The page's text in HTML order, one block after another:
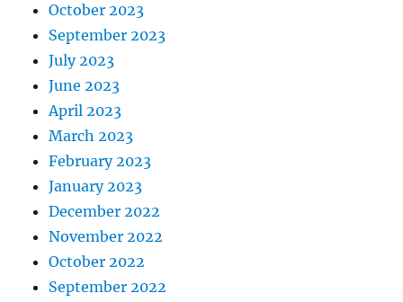
October 2023
September 2023
July 2023
June 2023
April 2023
March 2023
February 2023
January 2023
December 2022
November 2022
October 2022
September 2022